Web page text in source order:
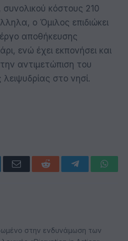
κόστους 210
ο Όμιλος επιδιώκει
αποθήκευσης
ενώ έχει εκπονήσει και
αντιμετώπιση του
στο νησί.
Email Reddit Telegram
στην ενδυνάμωση των